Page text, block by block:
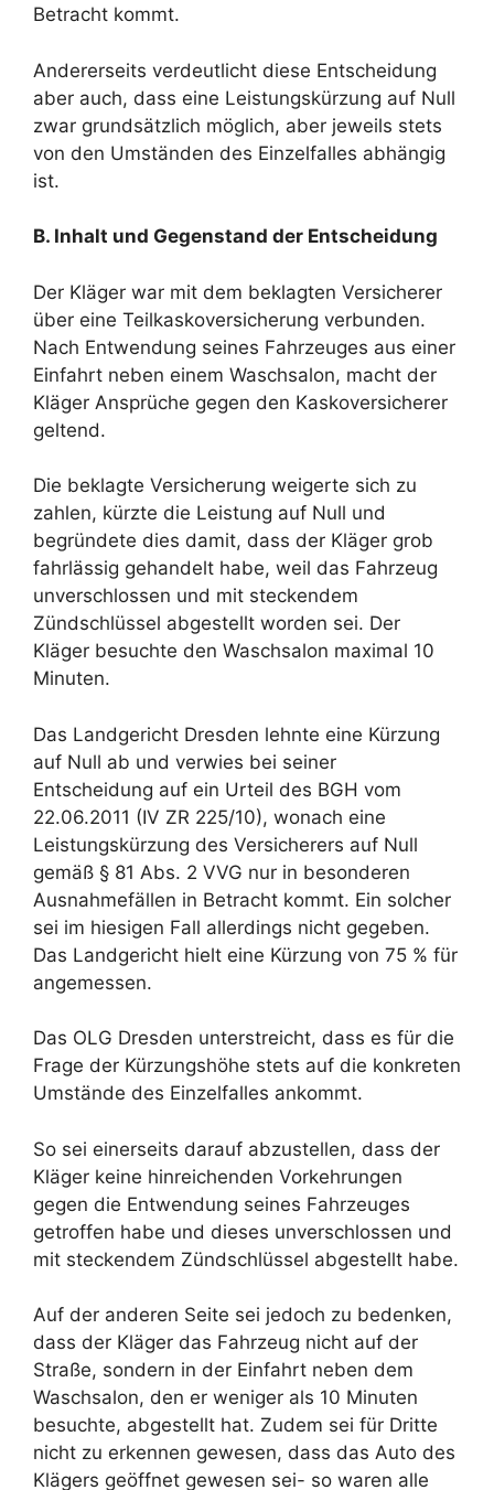
Betracht kommt.
Andererseits verdeutlicht diese Entscheidung
aber auch, dass eine Leistungskürzung auf Null
zwar grundsätzlich möglich, aber jeweils stets
von den Umständen des Einzelfalles abhängig
ist.
B. Inhalt und Gegenstand der Entscheidung
Der Kläger war mit dem beklagten Versicherer
über eine Teilkaskoversicherung verbunden.
Nach Entwendung seines Fahrzeuges aus einer
Einfahrt neben einem Waschsalon, macht der
Kläger Ansprüche gegen den Kaskoversicherer
geltend.
Die beklagte Versicherung weigerte sich zu
zahlen, kürzte die Leistung auf Null und
begründete dies damit, dass der Kläger grob
fahrlässig gehandelt habe, weil das Fahrzeug
unverschlossen und mit steckendem
Zündschlüssel abgestellt worden sei. Der
Kläger besuchte den Waschsalon maximal 10
Minuten.
Das Landgericht Dresden lehnte eine Kürzung
auf Null ab und verwies bei seiner
Entscheidung auf ein Urteil des BGH vom
22.06.2011 (IV ZR 225/10), wonach eine
Leistungskürzung des Versicherers auf Null
gemäß § 81 Abs. 2 VVG nur in besonderen
Ausnahmefällen in Betracht kommt. Ein solcher
sei im hiesigen Fall allerdings nicht gegeben.
Das Landgericht hielt eine Kürzung von 75 % für
angemessen.
Das OLG Dresden unterstreicht, dass es für die
Frage der Kürzungshöhe stets auf die konkreten
Umstände des Einzelfalles ankommt.
So sei einerseits darauf abzustellen, dass der
Kläger keine hinreichenden Vorkehrungen
gegen die Entwendung seines Fahrzeuges
getroffen habe und dieses unverschlossen und
mit steckendem Zündschlüssel abgestellt habe.
Auf der anderen Seite sei jedoch zu bedenken,
dass der Kläger das Fahrzeug nicht auf der
Straße, sondern in der Einfahrt neben dem
Waschsalon, den er weniger als 10 Minuten
besuchte, abgestellt hat. Zudem sei für Dritte
nicht zu erkennen gewesen, dass das Auto des
Klägers geöffnet gewesen sei- so waren alle